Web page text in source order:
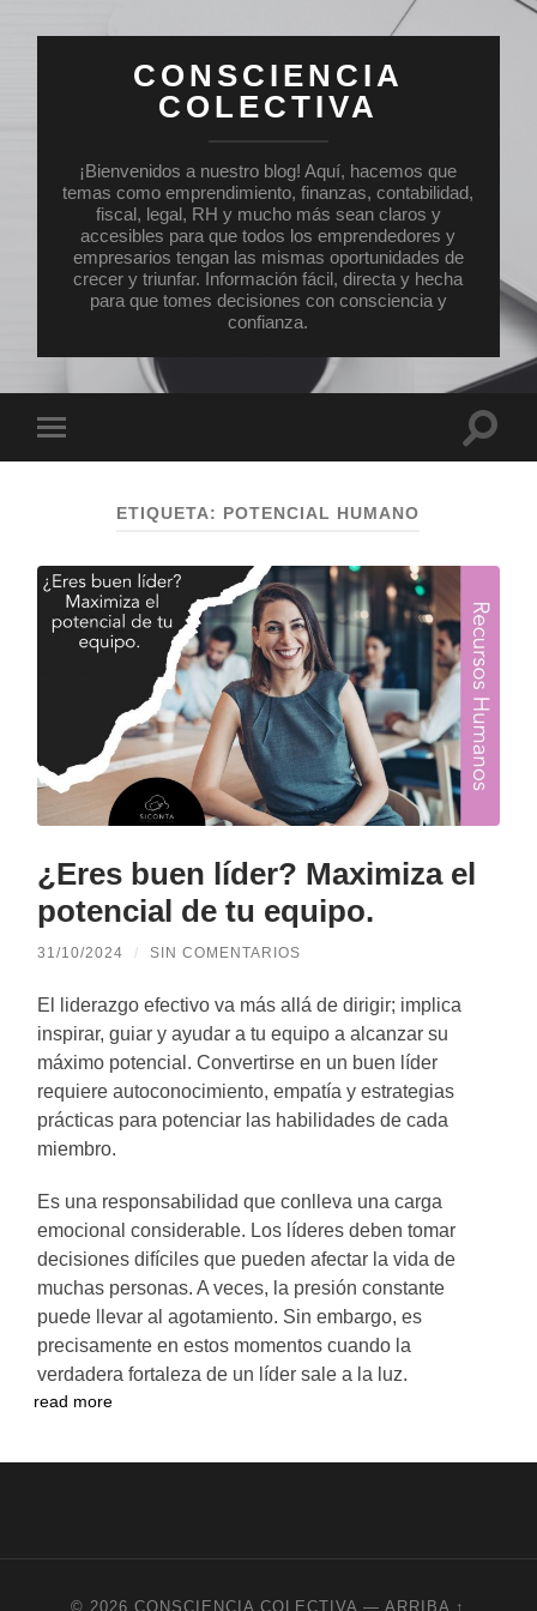
CONSCIENCIA
COLECTIVA
¡Bienvenidos a nuestro blog! Aquí, hacemos que
temas como emprendimiento, finanzas, contabilidad,
fiscal, legal, RH y mucho más sean claros y
accesibles para que todos los emprendedores y
empresarios tengan las mismas oportunidades de
crecer y triunfar. Información fácil, directa y hecha
para que tomes decisiones con consciencia y
confianza.
el
ETIQUETA: POTENCIAL HUMANO
¿Eres buen líder? Maximiza el
potencial de tu equipo.
31/10/2024 / SIN COMENTARIOS
El liderazgo efectivo va más allá de dirigir; implica
inspirar, guiar y ayudar a tu equipo a alcanzar su
máximo potencial. Convertirse en un buen líder
requiere autoconocimiento, empatía y estrategias
prácticas para potenciar las habilidades de cada
miembro.
Es una responsabilidad que conlleva una carga
emocional considerable. Los líderes deben tomar
decisiones difíciles que pueden afectar la vida de
muchas personas. A veces, la presión constante
puede llevar al agotamiento. Sin embargo, es
precisamente en estos momentos cuando la
verdadera fortaleza de un líder sale a la luz.
read more
© 2026CONSCIENCIA COLECTIVA —ARRIBA ↑